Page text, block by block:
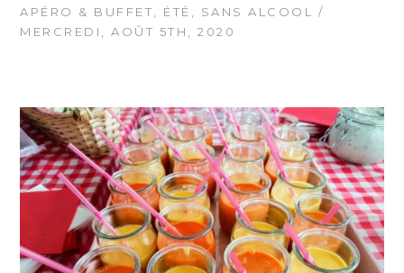
APÉRO & BUFFET ÉTÉ SANS ALCOOL
/
MERCREDI, AOÛT 5TH, 2020